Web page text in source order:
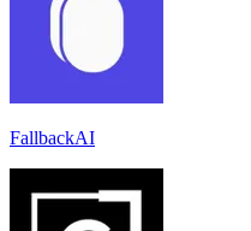
FallbackAI